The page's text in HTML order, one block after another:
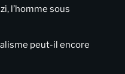
l’homme sous
peut-il encore